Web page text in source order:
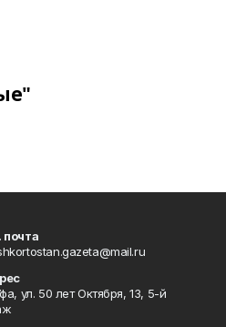
почта
ул. 50 лет Октября, 13, 5-й